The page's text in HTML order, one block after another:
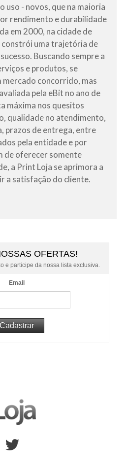
uso - novos, que na maioria
rendimento e durabilidade
em 2000, na cidade de
constrói uma trajetória de
Buscando sempre a
e produtos, se
concorrido, mas
pela eBit no ano de
máxima nos quesitos
qualidade no atendimento,
prazos de entrega, entre
pela entidade e por
de oferecer somente
a Print Loja se aprimora a
a satisfação do cliente.
OFERTAS!
e participe da nossa lista exclusiva.
Email